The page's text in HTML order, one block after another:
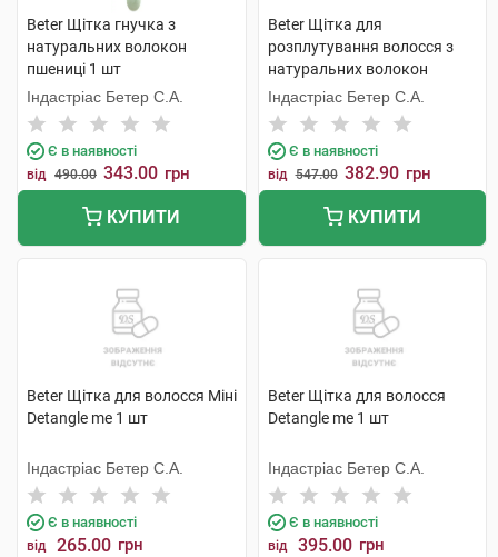
Beter Щітка гнучка з
натуральних волокон
пшениці 1 шт
Індастріас Бетер С.А.
Є в наявності
від 490.00 343.00 грн
КУПИТИ
Beter Щітка для
розплутування волосся з
натуральних волокон
пшениці 1 шт
Індастріас Бетер С.А.
Є в наявності
від 547.00 382.90 грн
КУПИТИ
Beter Щітка для волосся Міні
Detangle me 1 шт
Індастріас Бетер С.А.
Є в наявності
від 265.00 грн
Beter Щітка для волосся
Detangle me 1 шт
Індастріас Бетер С.А.
Є в наявності
від 395.00 грн